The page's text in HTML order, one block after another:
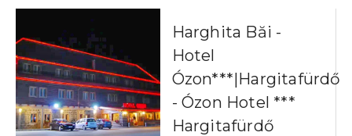
Harghita Băi -
Hotel
Ózon***|Hargitafürdő
- Ózon Hotel ***
Hargitafürdő